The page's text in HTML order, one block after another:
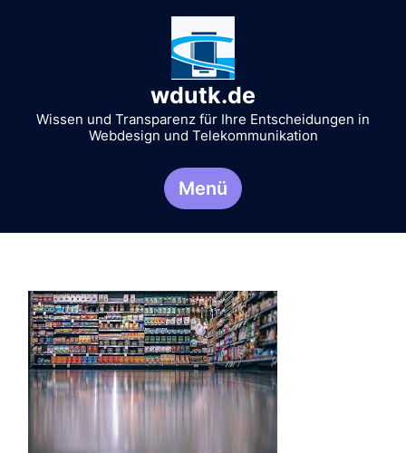
wdutk.de
Wissen und Transparenz für Ihre Entscheidungen in
Webdesign und Telekommunikation
Menü